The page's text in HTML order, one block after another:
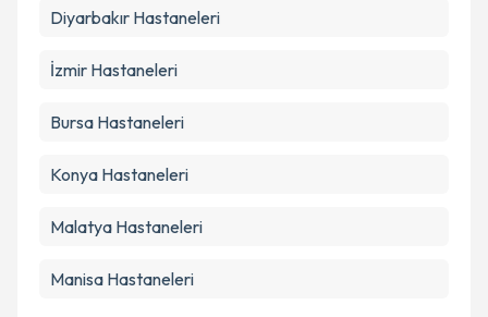
Diyarbakır Hastaneleri
İzmir Hastaneleri
Bursa Hastaneleri
Konya Hastaneleri
Malatya Hastaneleri
Manisa Hastaneleri